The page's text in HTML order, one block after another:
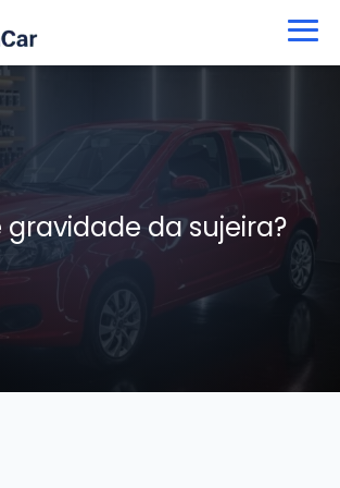
gravidade da sujeira?